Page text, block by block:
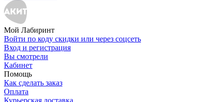
Мой Лабиринт
Войти по коду скидки или через соцсеть
Вход и регистрация
Вы смотрели
Кабинет
Помощь
Как сделать заказ
Оплата